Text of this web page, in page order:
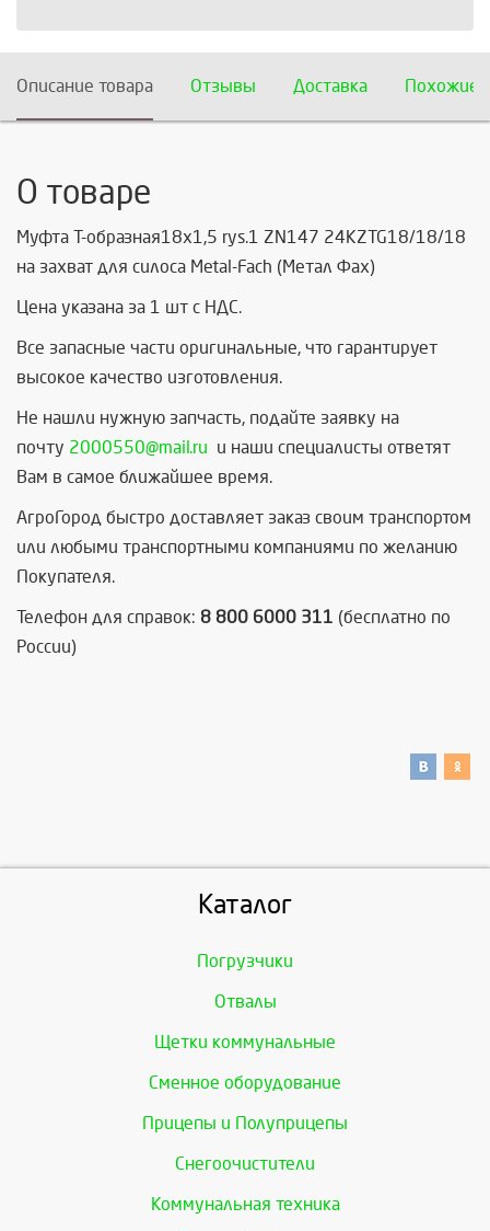
Описание товара Отзывы Доставка Похожие
О товаре
Муфта Т-образная18x1,5 rys.1 ZN147 24KZTG18/18/18
на захват для силоса Metal-Fach (Метал Фах)
Цена указана за 1 шт с НДС.
Все запасные части оригинальные, что гарантирует
высокое качество изготовления.
Не нашли нужную запчасть, подайте заявку на
почту 2000550@mail.ru и наши специалисты ответят
Вам в самое ближайшее время.
АгроГород быстро доставляет заказ своим транспортом
или любыми транспортными компаниями по желанию
Покупателя.
Телефон для справок: 8 800 6000 311 (бесплатно по
России)
Каталог
Погрузчики
Отвалы
Щетки коммунальные
Сменное оборудование
Прицепы и Полуприцепы
Снегоочистители
Коммунальная техника